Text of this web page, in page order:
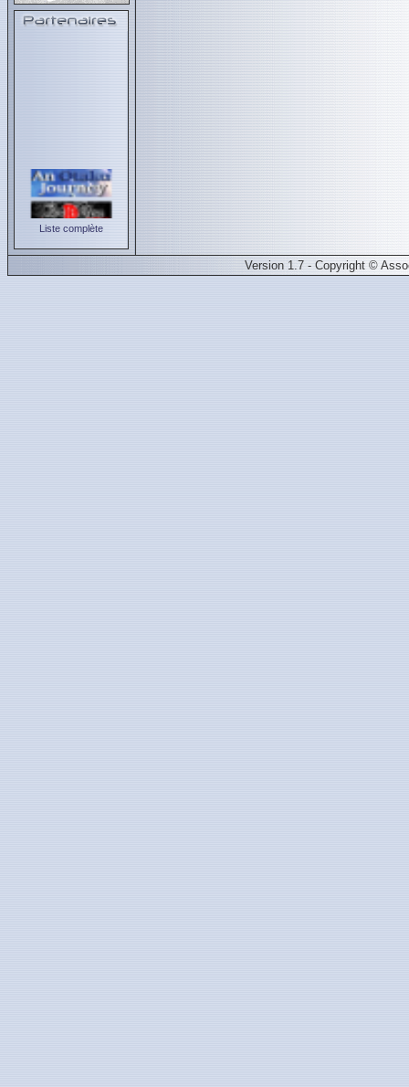
Liste complète
Version 1.7 - Copyright ©